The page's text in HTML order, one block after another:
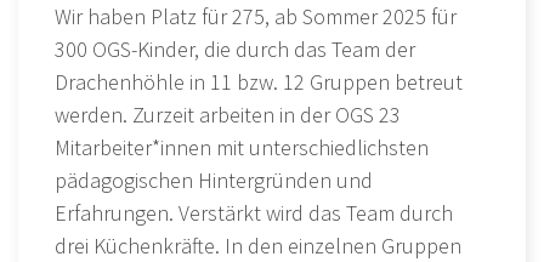
Wir haben Platz für 275, ab Sommer 2025 für
300 OGS-Kinder, die durch das Team der
Drachenhöhle in 11 bzw. 12 Gruppen betreut
werden. Zurzeit arbeiten in der OGS 23
Mitarbeiter*innen mit unterschiedlichsten
pädagogischen Hintergründen und
Erfahrungen. Verstärkt wird das Team durch
drei Küchenkräfte. In den einzelnen Gruppen